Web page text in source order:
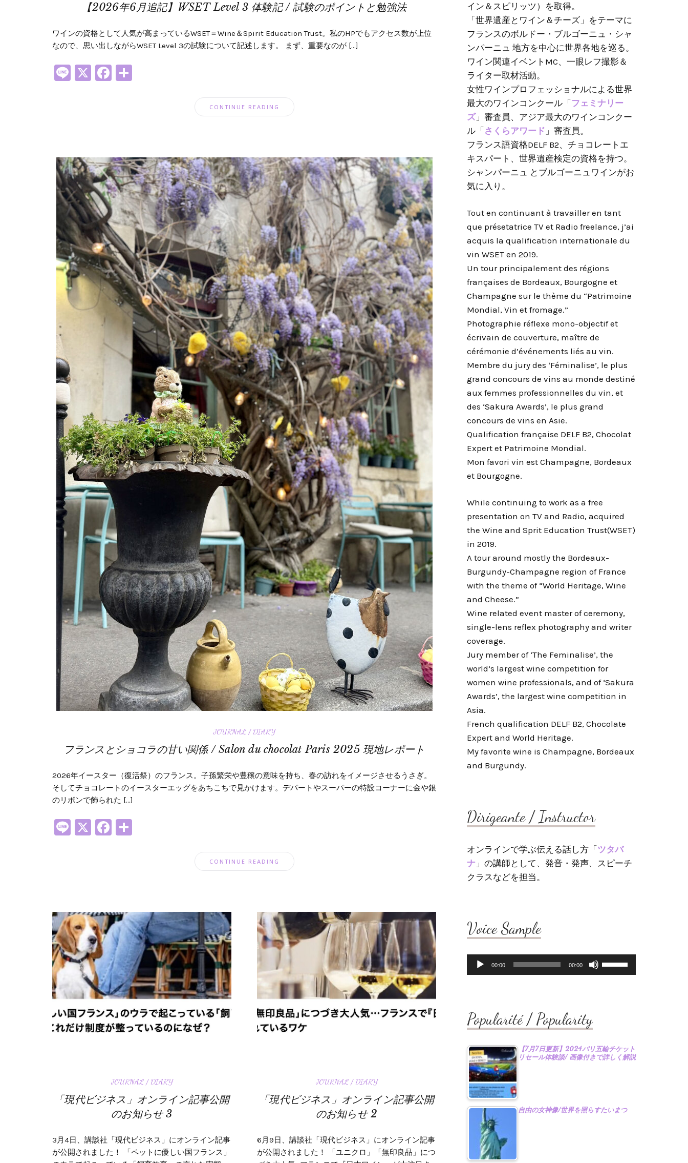
【2026年6月追記】WSET Level 3 体験記 / 試験のポイントと勉強法
ワインの資格として人気が高まっているWSET＝Wine＆Spirit Education Trust。私のHPでもアクセス数が上位
なので、思い出しながらWSET Level 3の試験について記述します。 まず、重要なのが […]
Line
X Facebook
CONTINUE READING
JOURNAL / DIARY
フランスとショコラの甘い関係 / Salon du chocolat Paris 2025 現地レポート
2026年イースター（復活祭）のフランス。子孫繁栄や豊穣の意味を持ち、春の訪れをイメージさせるうさぎ。
そしてチョコレートのイースターエッグをあちこちで見かけます。デパートやスーパーの特設コーナーに金や銀
のリボンで飾られた […]
Line
X Facebook
CONTINUE READING
JOURNAL / DIARY
「現代ビジネス」オンライン記事公開
のお知らせ 3
3月4日、講談社「現代ビジネス」にオンライン記事
が公開されました！ 「ペットに優しい国フランス」
JOURNAL / DIARY
「現代ビジネス」オンライン記事公開
のお知らせ 2
6月9日、講談社「現代ビジネス」にオンライン記事
が公開されました！ 「ユニクロ」「無印良品」につ
イン＆スピリッツ）を取得。
「世界遺産とワイン＆チーズ」をテーマに
フランスのボルドー・ブルゴーニュ・シャ
ンパーニュ 地方を中心に世界各地を巡る。
ワイン関連イベントMC、一眼レフ撮影＆
ライター取材活動。
女性ワインプロフェッショナルによる世界
最大のワインコンクール「フェミナリー
ズ」審査員、アジア最大のワインコンクー
ル「さくらアワード 」審査員。
フランス語資格DELF B2、チョコレートエ
キスパート、世界遺産検定の資格を持つ。
シャンパーニュ とブルゴーニュワインがお
気に入り。
Tout en continuant à travailler en tant
que présetatrice TV et Radio freelance, j’ai
acquis la qualification internationale du
vin WSET en 2019.
Un tour principalement des régions
françaises de Bordeaux, Bourgogne et
Champagne sur le thème du “Patrimoine
Mondial, Vin et fromage.”
Photographie réflexe mono-objectif et
écrivain de couverture, maître de
cérémonie d’événements liés au vin.
Membre du jury des ‘Féminalise’, le plus
grand concours de vins au monde destiné
aux femmes professionnelles du vin, et
des ‘Sakura Awards’, le plus grand
concours de vins en Asie.
Qualification française DELF B2, Chocolat
Expert et Patrimoine Mondial.
Mon favori vin est Champagne, Bordeaux
et Bourgogne.
While continuing to work as a free
presentation on TV and Radio, acquired
the Wine and Sprit Education Trust(WSET)
in 2019.
A tour around mostly the Bordeaux-
Burgundy-Champagne region of France
with the theme of “World Heritage, Wine
and Cheese.”
Wine related event master of ceremony,
single-lens reflex photography and writer
coverage.
Jury member of ‘The Feminalise’, the
world’s largest wine competition for
women wine professionals, and of ‘Sakura
Awards’, the largest wine competition in
Asia.
French qualification DELF B2, Chocolate
Expert and World Heritage.
My favorite wine is Champagne, Bordeaux
and Burgundy.
Dirigeante / Instructor
オンラインで学ぶ伝える話し方「ツタバ
ナ 」の講師として、発音・発声、スピーチ
クラスなどを担当。
Voice Sample
ー
00:00 00:00
リ
上
下
を
Popularité / Popularity
【7月7日更新】2024パリ五輪チケット
リセール体験談/ 画像付きで詳しく解説
自由の女神像/世界を照らすたいまつ